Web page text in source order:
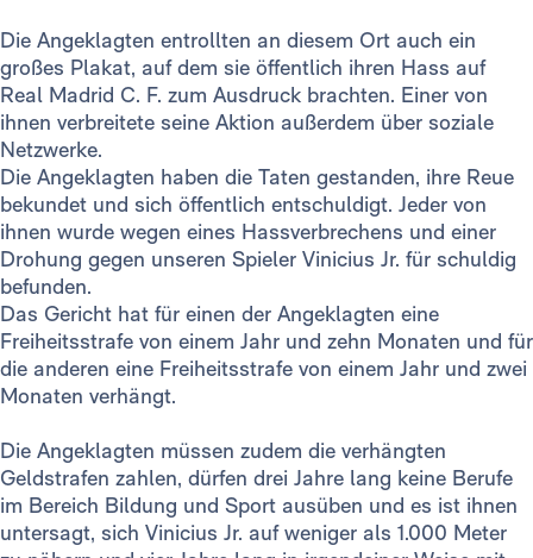
Die Angeklagten entrollten an diesem Ort auch ein
großes Plakat, auf dem sie öffentlich ihren Hass auf
Real Madrid C. F. zum Ausdruck brachten. Einer von
ihnen verbreitete seine Aktion außerdem über soziale
Netzwerke.
Die Angeklagten haben die Taten gestanden, ihre Reue
bekundet und sich öffentlich entschuldigt. Jeder von
ihnen wurde wegen eines Hassverbrechens und einer
Drohung gegen unseren Spieler Vinicius Jr. für schuldig
befunden.
Das Gericht hat für einen der Angeklagten eine
Freiheitsstrafe von einem Jahr und zehn Monaten und für
die anderen eine Freiheitsstrafe von einem Jahr und zwei
Monaten verhängt.
Die Angeklagten müssen zudem die verhängten
Geldstrafen zahlen, dürfen drei Jahre lang keine Berufe
im Bereich Bildung und Sport ausüben und es ist ihnen
untersagt, sich Vinicius Jr. auf weniger als 1.000 Meter